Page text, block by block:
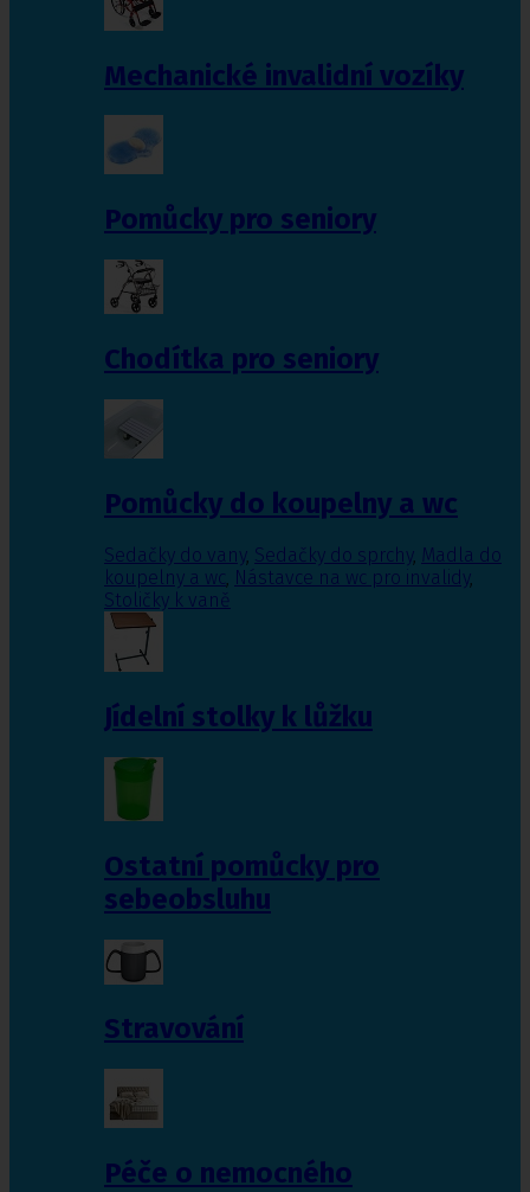
Mechanické invalidní vozíky
Pomůcky pro seniory
Chodítka pro seniory
Pomůcky do koupelny a wc
Sedačky do vany, Sedačky do sprchy, Madla do
koupelny a wc, Nástavce na wc pro invalidy,
Stoličky k vaně
Jídelní stolky k lůžku
Ostatní pomůcky pro
sebeobsluhu
Stravování
Péče o nemocného